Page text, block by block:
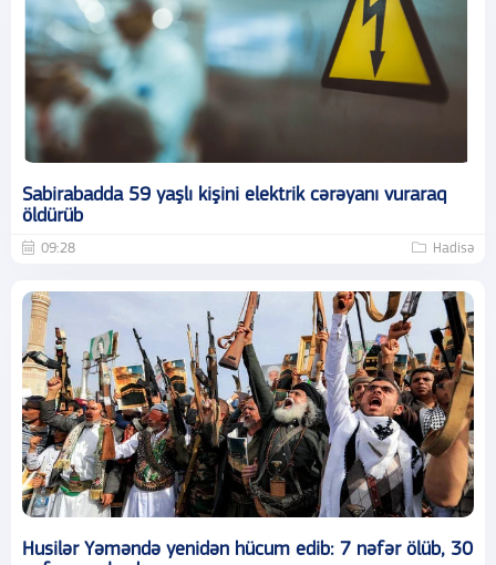
Sabirabadda 59 yaşlı kişini elektrik cərəyanı vuraraq
öldürüb
09:28 Hadisə
Husilər Yəməndə yenidən hücum edib: 7 nəfər ölüb, 30